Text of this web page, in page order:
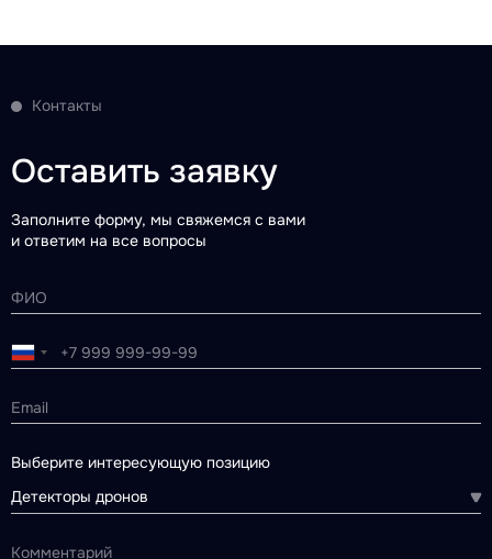
Контакты
Оставить заявку
Заполните форму, мы свяжемся с вами
и ответим на все вопросы
Выберите интересующую позицию
Детекторы дронов